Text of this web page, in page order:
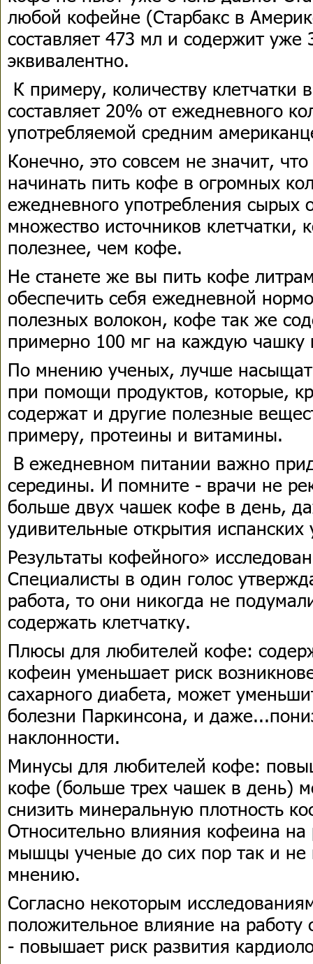
любой кофейне (Старбакс в
составляет 473 мл и содержит уже
эквивалентно.
К примеру, количеству клетчатки
составляет 20% от ежедневного
употребляемой средним
Конечно, это совсем не значит,
начинать пить кофе в огромных
ежедневного употребления сырых
множество источников клетчатки,
полезнее, чем кофе.
Не станете же вы пить кофе
обеспечить себя ежедневной
полезных волокон, кофе так же
примерно 100 мг на каждую чашку
По мнению ученых, лучше
при помощи продуктов, которые,
содержат и другие полезные
примеру, протеины и витамины.
В ежедневном питании важно
середины. И помните - врачи не
больше двух чашек кофе в день,
удивительные открытия испанских
Результаты кофейного»
Специалисты в один голос
работа, то они никогда не
содержать клетчатку.
Плюсы для любителей кофе:
кофеин уменьшает риск
сахарного диабета, может
болезни Паркинсона, и
наклонности.
Минусы для любителей кофе:
кофе (больше трех чашек в день)
снизить минеральную плотность
Относительно влияния кофеина на
мышцы ученые до сих пор так и
мнению.
Согласно некоторым
положительное влияние на работу
- повышает риск развития